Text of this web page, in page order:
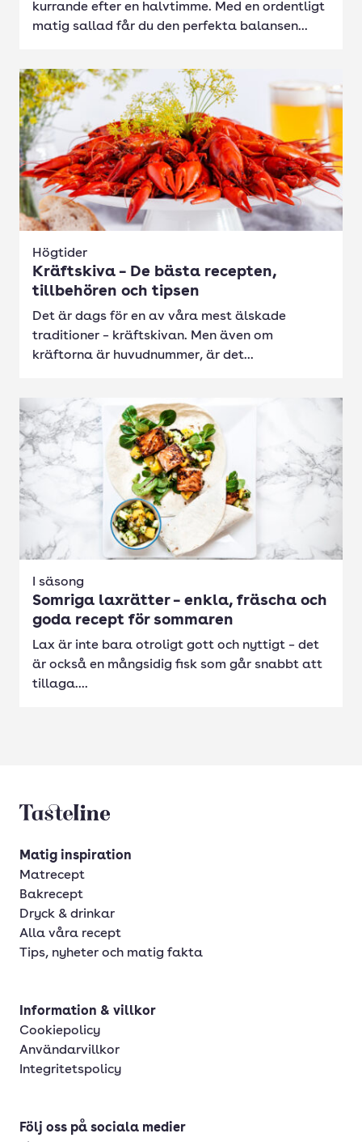
kurrande efter en halvtimme. Med en ordentligt
matig sallad får du den perfekta balansen...
Högtider
Kräftskiva – De bästa recepten,
tillbehören och tipsen
Det är dags för en av våra mest älskade
traditioner – kräftskivan. Men även om
kräftorna är huvudnummer, är det...
I säsong
Somriga laxrätter – enkla, fräscha och
goda recept för sommaren
Lax är inte bara otroligt gott och nyttigt – det
är också en mångsidig fisk som går snabbt att
tillaga....
Tasteline startsida
Matig inspiration
Matrecept
Bakrecept
Dryck & drinkar
Alla våra recept
Tips, nyheter och matig fakta
Information & villkor
Cookiepolicy
Användarvillkor
Integritetspolicy
Följ oss på sociala medier